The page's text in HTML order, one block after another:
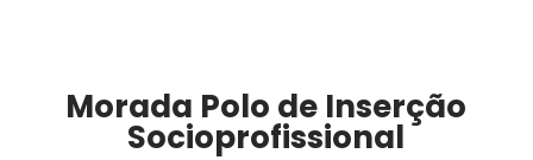
Morada Polo de Inserção
Socioprofissional